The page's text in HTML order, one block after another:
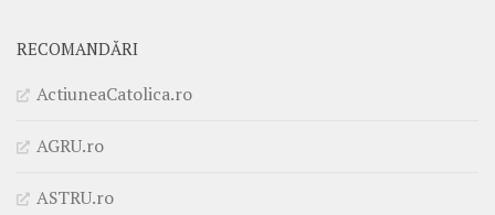
RECOMANDĂRI
ActiuneaCatolica.ro
AGRU.ro
ASTRU.ro